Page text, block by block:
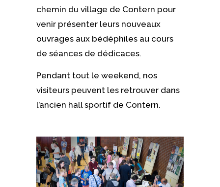
chemin du village de Contern pour
venir présenter leurs nouveaux
ouvrages aux bédéphiles au cours
de séances de dédicaces.
Pendant tout le weekend, nos
visiteurs peuvent les retrouver dans
l’ancien hall sportif de Contern.